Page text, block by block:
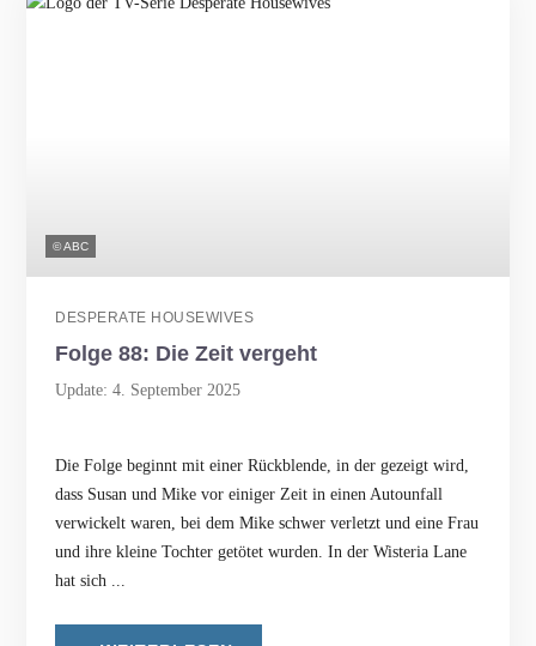
© ABC
DESPERATE HOUSEWIVES
Folge 88: Die Zeit vergeht
Update: 4. September 2025
Die Folge beginnt mit einer Rückblende, in der gezeigt wird,
dass Susan und Mike vor einiger Zeit in einen Autounfall
verwickelt waren, bei dem Mike schwer verletzt und eine Frau
und ihre kleine Tochter getötet wurden. In der Wisteria Lane
hat sich ...